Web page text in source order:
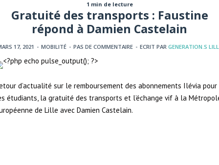
1 min de lecture
Gratuité des transports : Faustine
répond à Damien Castelain
17, 2021 - MOBILITÉ - PAS DE COMMENTAIRE - ECRIT PAR GENERATION.S
d’actualité sur le remboursement des abonnements Ilévia pour
étudiants, la gratuité des transports et l’échange vif à la
de Lille avec Damien Castelain.